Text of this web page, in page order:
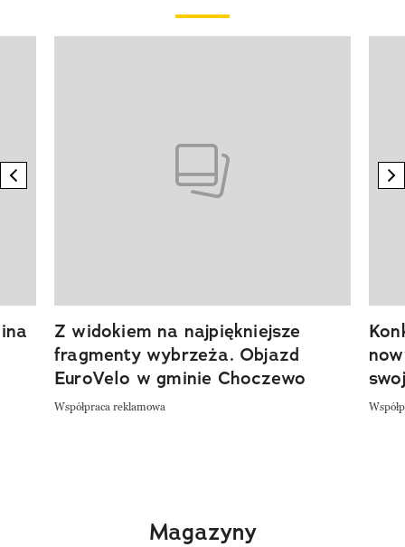
previous element
Z widokiem na najpiękniejsze
fragmenty wybrzeża. Objazd
EuroVelo w gminie Choczewo
Współpraca reklamowa
Magazyny